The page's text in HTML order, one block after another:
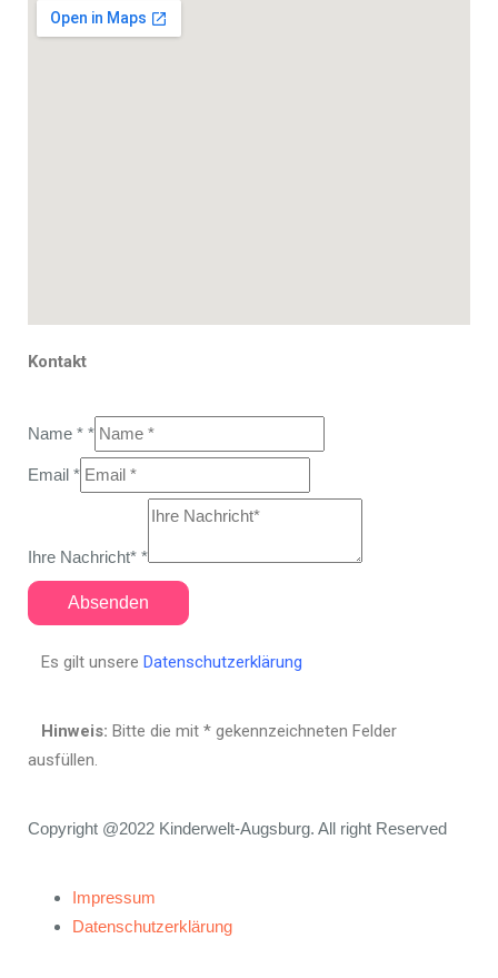
Kontakt
Name * *
Email *
Ihre Nachricht* *
Absenden
Es gilt unsere Datenschutzerklärung
Hinweis: Bitte die mit * gekennzeichneten Felder
ausfüllen.
Copyright @2022 Kinderwelt-Augsburg. All right Reserved
Impressum
Datenschutzerklärung